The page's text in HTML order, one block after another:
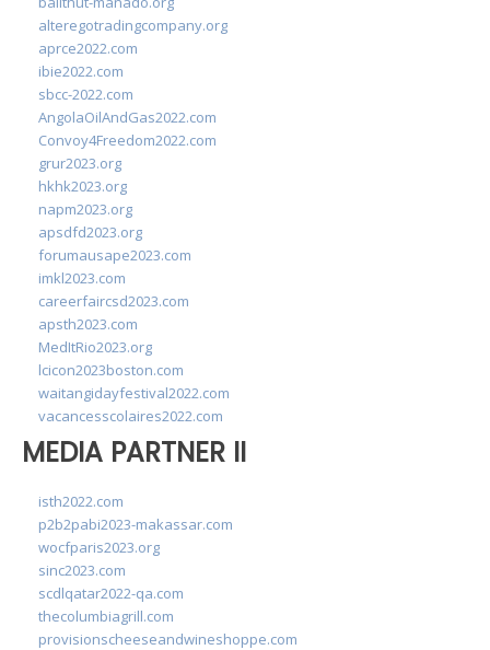
alteregotradingcompany.org
aprce2022.com
ibie2022.com
sbcc-2022.com
AngolaOilAndGas2022.com
Convoy4Freedom2022.com
grur2023.org
hkhk2023.org
napm2023.org
apsdfd2023.org
forumausape2023.com
imkl2023.com
careerfaircsd2023.com
apsth2023.com
MedItRio2023.org
lcicon2023boston.com
waitangidayfestival2022.com
vacancesscolaires2022.com
MEDIA PARTNER II
isth2022.com
p2b2pabi2023-makassar.com
wocfparis2023.org
sinc2023.com
scdlqatar2022-qa.com
thecolumbiagrill.com
provisionscheeseandwineshoppe.com